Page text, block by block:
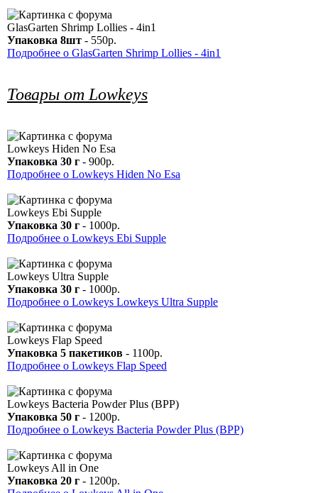
GlasGarten Shrimp Lollies - 4in1
Упаковка 8шт - 550р.
Подробнее о GlasGarten Shrimp Lollies - 4in1
Товары от Lowkeys
Lowkeys Hiden No Esa
Упаковка 30 г - 900р.
Подробнее о Lowkeys Hiden No Esa
Lowkeys Ebi Supple
Упаковка 30 г - 1000р.
Подробнее о Lowkeys Ebi Supple
Lowkeys Ultra Supple
Упаковка 30 г - 1000р.
Подробнее о Lowkeys Lowkeys Ultra Supple
Lowkeys Flap Speed
Упаковка 5 пакетиков - 1100р.
Подробнее о Lowkeys Flap Speed
Lowkeys Bacteria Powder Plus (BPP)
Упаковка 50 г - 1200р.
Подробнее о Lowkeys Bacteria Powder Plus (BPP)
Lowkeys All in One
Упаковка 20 г - 1200р.